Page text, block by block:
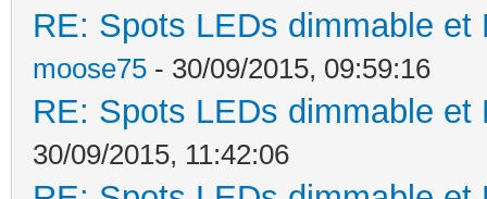
RE: Spots LEDs dimmable
moose75 - 30/09/2015, 09:59:16
RE: Spots LEDs dimmable
30/09/2015, 11:42:06